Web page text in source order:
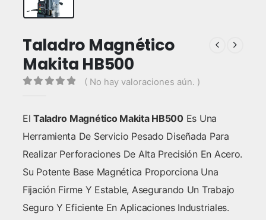
Taladro Magnético
Makita HB500
( No hay valoraciones aún. )
ElTaladro Magnético Makita HB500Es Una
Herramienta De Servicio Pesado Diseñada Para
Realizar Perforaciones De Alta Precisión En Acero.
Su Potente Base Magnética Proporciona Una
Fijación Firme Y Estable, Asegurando Un Trabajo
Seguro Y Eficiente En Aplicaciones Industriales.